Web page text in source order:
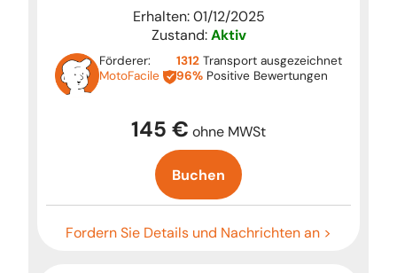
Erhalten: 01/12/2025
Zustand:Aktiv
Förderer:
MotoFacile
1312Transport ausgezeichnet
96%Positive Bewertungen
145 € ohne MWSt
Buchen
Fordern Sie Details und Nachrichten an >